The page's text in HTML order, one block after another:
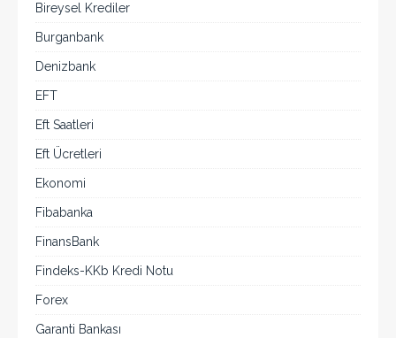
Bireysel Krediler
Burganbank
Denizbank
EFT
Eft Saatleri
Eft Ücretleri
Ekonomi
Fibabanka
FinansBank
Findeks-KKb Kredi Notu
Forex
Garanti Bankası